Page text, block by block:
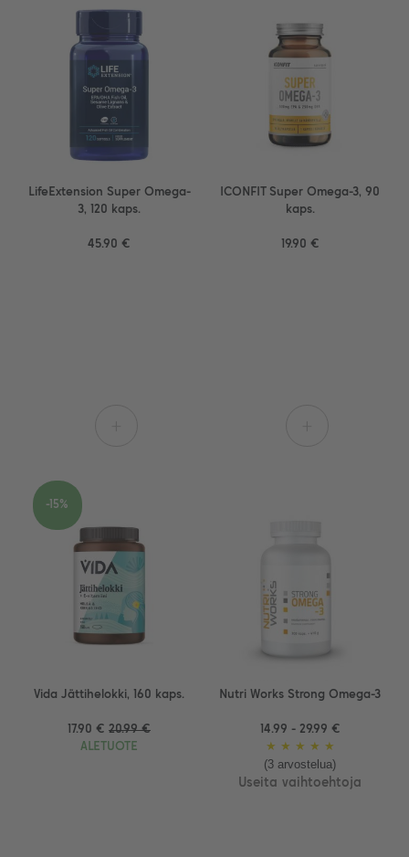
LifeExtension Super Omega-
3, 120 kaps.
45.90 €
ICONFIT Super Omega-3, 90
kaps.
19.90 €
Vida Jättihelokki, 160 kaps.
17.90 € 20.99 €
ALETUOTE
-15%
Nutri Works Strong Omega-3
14.99 - 29.99 €
★ ★ ★ ★ ★
(3 arvostelua)
Useita vaihtoehtoja